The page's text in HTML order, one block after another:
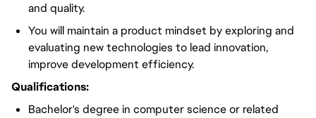
and quality.
You will maintain a product mindset by exploring and
evaluating new technologies to lead innovation,
improve development efficiency.
Qualifications:
Bachelor's degree in computer science or related